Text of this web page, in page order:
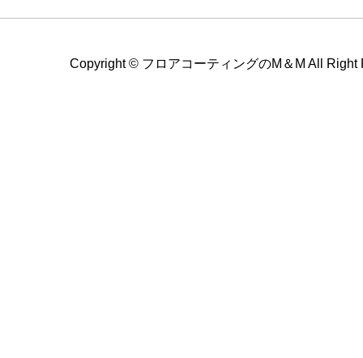
Copyright © フロアコーティングのM＆M All Right